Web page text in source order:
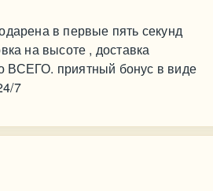
в первые пять секунд
на высоте , доставка
ВСЕГО. приятный бонус в виде
7